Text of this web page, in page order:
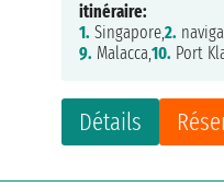
Détails
itinéraire:
1. Singapore,2.
9. Malacca,10. Port